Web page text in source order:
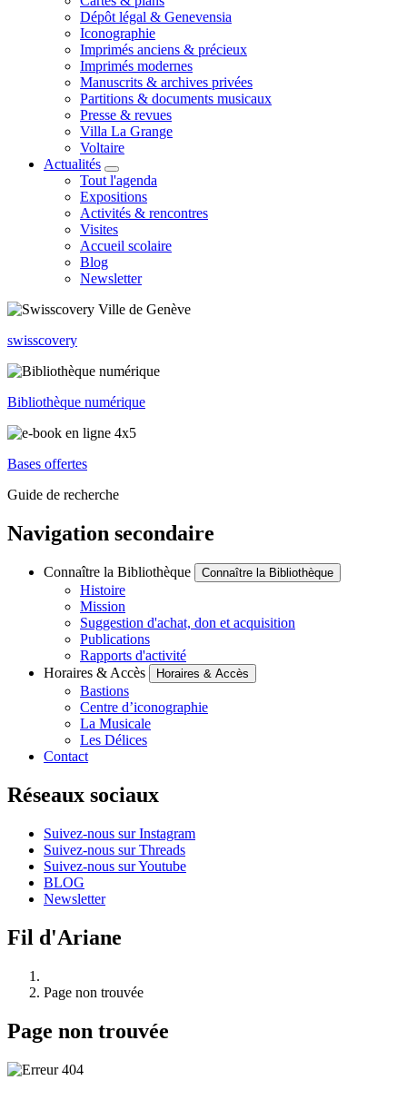
Dépôt légal & Genevensia
Iconographie
Imprimés anciens & précieux
Imprimés modernes
Manuscrits & archives privées
Partitions & documents musicaux
Presse & revues
Villa La Grange
Voltaire
Actualités
Tout l'agenda
Expositions
Activités & rencontres
Visites
Accueil scolaire
Blog
Newsletter
swisscovery
Bibliothèque numérique
Bases offertes
Guide de recherche
Navigation secondaire
Connaître la Bibliothèque Connaître la Bibliothèque
Histoire
Mission
Suggestion d'achat, don et acquisition
Publications
Rapports d'activité
Horaires & Accès
Horaires & Accès
Bastions
Centre d’iconographie
La Musicale
Les Délices
Contact
Réseaux sociaux
Suivez-nous sur Instagram
Suivez-nous sur Threads
Suivez-nous sur Youtube
BLOG
Newsletter
Fil d'Ariane
Page non trouvée
Page non trouvée